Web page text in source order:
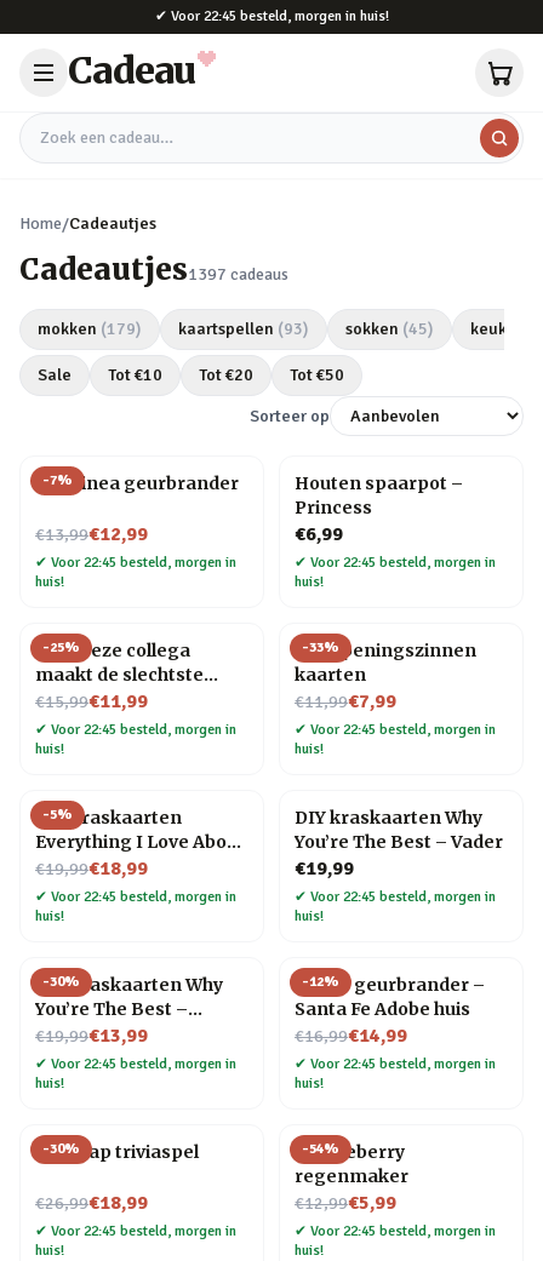
✔ Voor 22:45 besteld, morgen in huis!
Cadeau
Zoek een cadeau
Home/Cadeautjes
Cadeautjes1397 cadeaus
mokken (179) kaartspellen (93) sokken (45)
Sale Tot €10 Tot €20 Tot €50
Sorteer op
-7%
Chiminea geurbrander
€13,99
Nu voor€12,99
✔ Voor 22:45 besteld, morgen in
huis!
Houten spaarpot –
Princess
€6,99
✔ Voor 22:45 besteld, morgen in
huis!
-25%
Mok Deze collega
maakt de slechtste
grappen
€15,99
Nu voor€11,99
✔ Voor 22:45 besteld, morgen in
huis!
-33%
100 openingszinnen
kaarten
€11,99
Nu voor€7,99
✔ Voor 22:45 besteld, morgen in
huis!
-5%
DIY kraskaarten
Everything I Love About
You
€19,99
Nu voor€18,99
✔ Voor 22:45 besteld, morgen in
huis!
DIY kraskaarten Why
You’re The Best – Vader
€19,99
✔ Voor 22:45 besteld, morgen in
huis!
-30%
DIY kraskaarten Why
You’re The Best –
Moeder
€19,99
Nu voor€13,99
✔ Voor 22:45 besteld, morgen in
huis!
-12%
Huisje geurbrander –
Santa Fe Adobe huis
€16,99
Nu voor€14,99
✔ Voor 22:45 besteld, morgen in
huis!
-30%
Age Gap triviaspel
€26,99
Nu voor€18,99
✔ Voor 22:45 besteld, morgen in
huis!
-54%
Huckleberry
regenmaker
€12,99
Nu voor€5,99
✔ Voor 22:45 besteld, morgen in
huis!